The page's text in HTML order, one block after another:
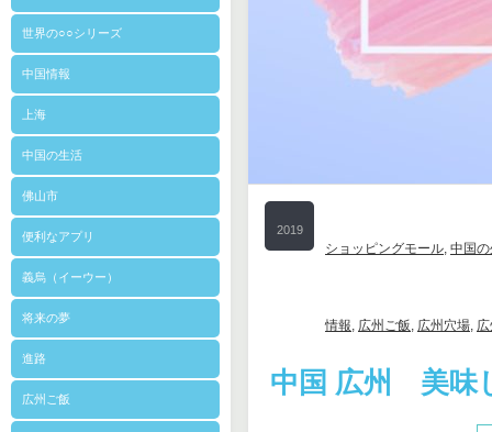
世界の○○シリーズ
中国情報
上海
中国の生活
佛山市
便利なアプリ
義烏（イーウー）
将来の夢
進路
広州ご飯
2019
ショッピングモール, 中国
情報, 広州ご飯, 広州穴場,
中国 広州 美味